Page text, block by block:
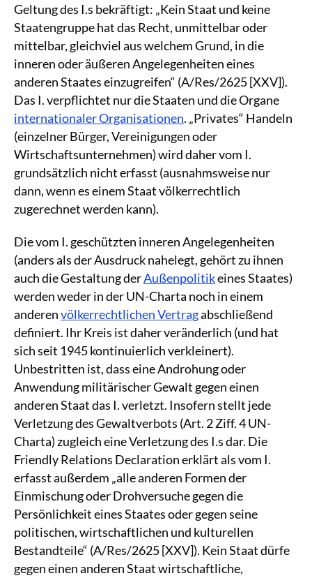
Geltung des I.s bekräftigt: „Kein Staat und keine
Staatengruppe hat das Recht, unmittelbar oder
mittelbar, gleichviel aus welchem Grund, in die
inneren oder äußeren Angelegenheiten eines
anderen Staates einzugreifen“ (A/Res/2625 [XXV]).
Das I. verpflichtet nur die Staaten und die Organe
internationaler Organisationen. „Privates“ Handeln
(einzelner Bürger, Vereinigungen oder
Wirtschaftsunternehmen) wird daher vom I.
grundsätzlich nicht erfasst (ausnahmsweise nur
dann, wenn es einem Staat völkerrechtlich
zugerechnet werden kann).
Die vom I. geschützten inneren Angelegenheiten
(anders als der Ausdruck nahelegt, gehört zu ihnen
auch die Gestaltung derAußenpolitikeines Staates)
werden weder in der UN-Charta noch in einem
anderenvölkerrechtlichen Vertragabschließend
definiert. Ihr Kreis ist daher veränderlich (und hat
sich seit 1945 kontinuierlich verkleinert).
Unbestritten ist, dass eine Androhung oder
Anwendung militärischer Gewalt gegen einen
anderen Staat das I. verletzt. Insofern stellt jede
Verletzung des Gewaltverbots (Art. 2 Ziff. 4 UN-
Charta) zugleich eine Verletzung des I.s dar. Die
Friendly Relations Declaration erklärt als vom I.
erfasst außerdem „alle anderen Formen der
Einmischung oder Drohversuche gegen die
Persönlichkeit eines Staates oder gegen seine
politischen, wirtschaftlichen und kulturellen
Bestandteile“ (A/Res/2625 [XXV]). Kein Staat dürfe
gegen einen anderen Staat wirtschaftliche,